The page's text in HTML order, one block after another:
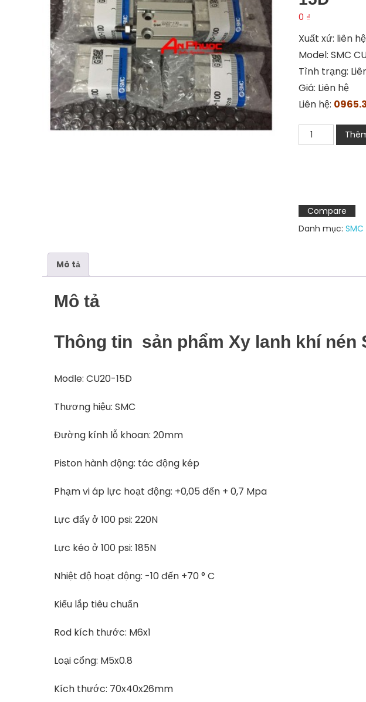
0 ₫
Xuất xứ: liên hệ
Model: SMC
Tình trạng:
Giá: Liên hệ
Liên hệ:
lanh
CU20-
15D
số
Compare
Danh mục: SMC
Mô tả
Mô tả
Thông tin sản phẩm Xy lanh khí nén
Modle: CU20-15D
Thương hiệu: SMC
Đường kính lỗ khoan: 20mm
Piston hành động: tác động kép
Phạm vi áp lực hoạt động: +0,05 đến + 0,7 Mpa
Lực đẩy ở 100 psi: 220N
Lực kéo ở 100 psi: 185N
Nhiệt độ hoạt động: -10 đến +70 ° C
Kiểu lắp tiêu chuẩn
Rod kích thước: M6x1
Loại cổng: M5x0.8
Kích thước: 70x40x26mm